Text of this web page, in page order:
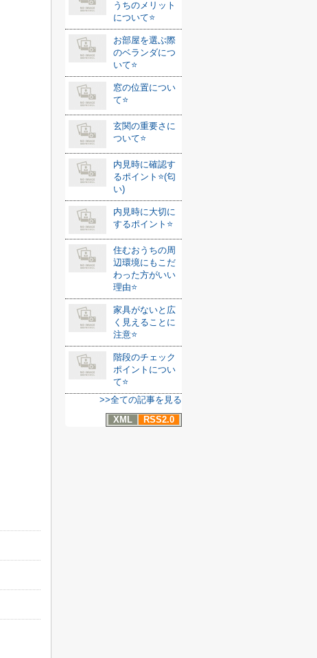
うちのメリット
について⭐️
お部屋を選ぶ際
のベランダにつ
いて⭐️
窓の位置につい
て⭐️
玄関の重要さに
ついて⭐️
内見時に確認す
るポイント⭐️(匂
い)
内見時に大切に
するポイント⭐️
住むおうちの周
辺環境にもこだ
わった方がいい
理由⭐️
家具がないと広
く見えることに
注意⭐️
階段のチェック
ポイントについ
て⭐️
>>全ての記事を見る
XML
RSS2.0